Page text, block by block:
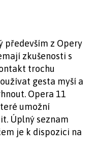
především z Opery
zkušenosti s
trochu
gesta myší a
Opera 11
umožní
Úplný seznam
je k dispozici na